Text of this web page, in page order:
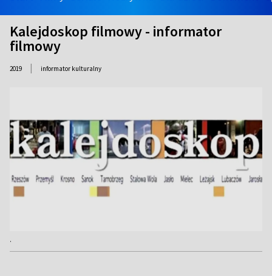
Kalejdoskop filmowy - informator
filmowy
2019 | informator kulturalny
.